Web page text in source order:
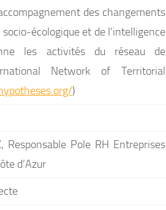
des changements
écologique et de l’intelligence
les activités du réseau de
Network of Territorial
)
, Responsable Pole RH Entreprises
d’Azur